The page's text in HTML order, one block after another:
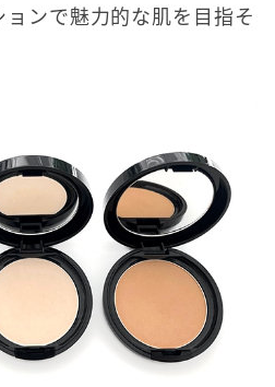
ンで魅力的な肌を目指そ